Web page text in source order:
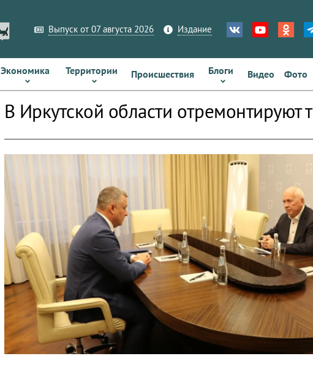
Выпуск от 07 августа 2026 Издание
Экономика Территории Происшествия Блоги Видео Фото
В Иркутской области отремонтируют